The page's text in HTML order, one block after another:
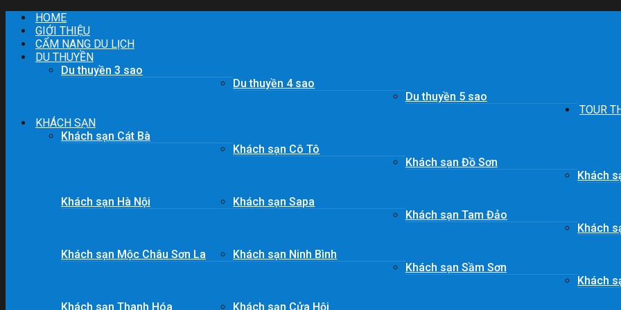
Skip
content
HOME
GIỚI THIỆU
CẨM NANG DU LỊCH
DU THUYỀN
Du thuyền 3 sao
Du thuyền 4 sao
Du thuyền 5 sao
TOUR
KHÁCH SẠN
Khách sạn Cát Bà
Khách sạn Cô Tô
Khách sạn Đồ Sơn
Khách
Khách sạn Hà Nội
Khách sạn Sapa
Khách sạn Tam Đảo
Khách
Khách sạn Mộc Châu Sơn La
Khách sạn Ninh Bình
Khách sạn Sầm Sơn
Khách
Khách sạn Thanh Hóa
Khách sạn Cửa Hội